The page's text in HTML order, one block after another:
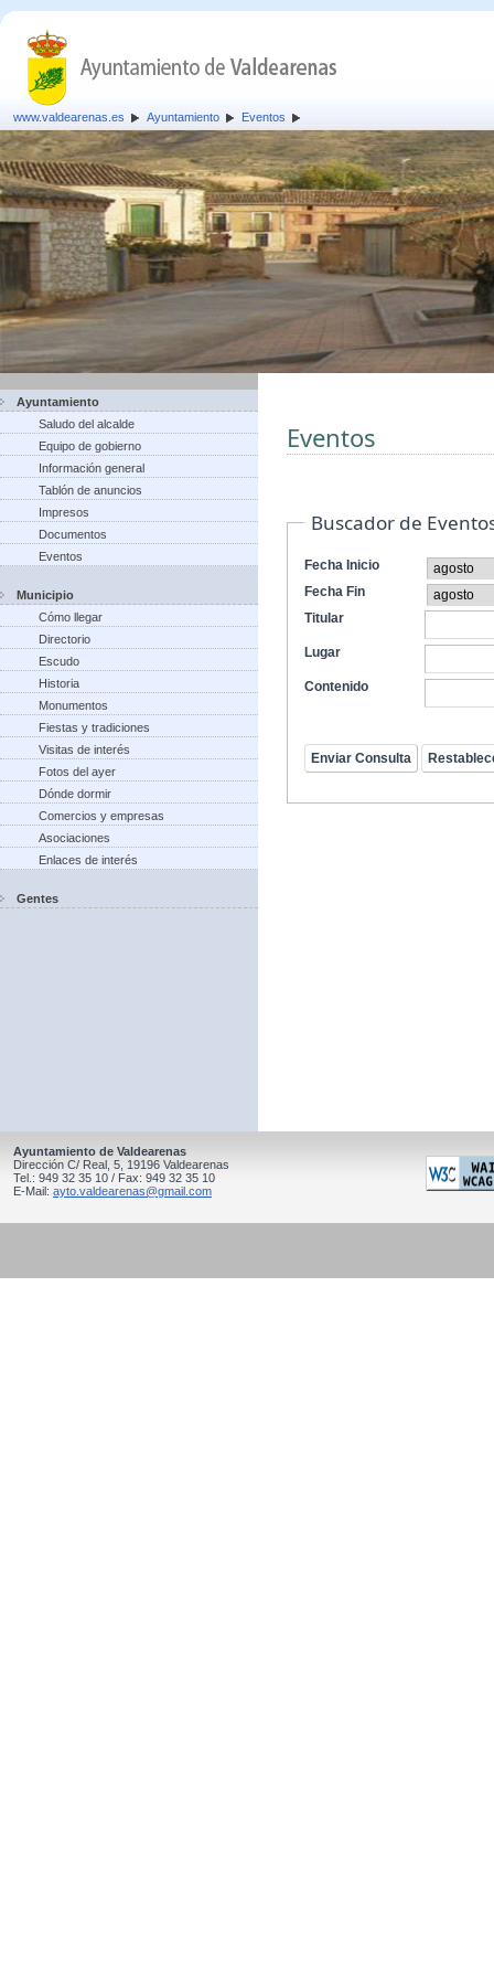
www.valdearenas.es Ayuntamiento Eventos
Ayuntamiento
Saludo del alcalde
Equipo de gobierno
Información general
Tablón de anuncios
Impresos
Documentos
Eventos
Municipio
Cómo llegar
Directorio
Escudo
Historia
Monumentos
Fiestas y tradiciones
Visitas de interés
Fotos del ayer
Dónde dormir
Comercios y empresas
Asociaciones
Enlaces de interés
Gentes
Eventos
Buscador de
Fecha Inicio
Fecha Fin
Titular
Lugar
Contenido
Ayuntamiento de Valdearenas
Dirección C/ Real, 5, 19196 Valdearenas
Tel.: 949 32 35 10 / Fax: 949 32 35 10
E-Mail: ayto.valdearenas@gmail.com